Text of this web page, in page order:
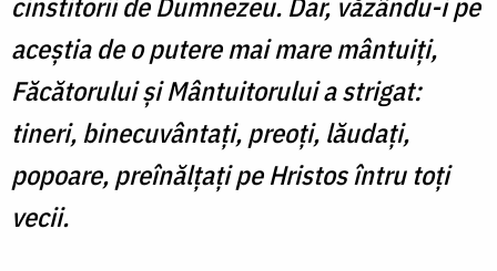
cinstitorii de Dumnezeu. Dar, văzându-i pe
aceştia de o putere mai mare mântuiţi,
Făcătorului şi Mântuitorului a strigat:
tineri, binecuvântaţi, preoţi, lăudaţi,
popoare, preînălţaţi pe Hristos întru toţi
vecii.